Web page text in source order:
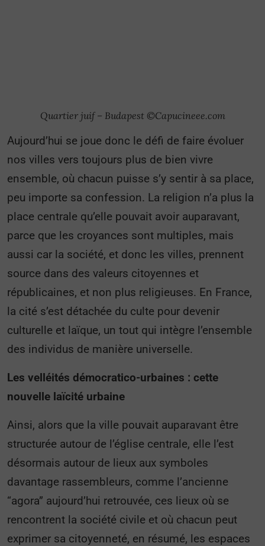
Quartier juif – Budapest ©Capucineee.com
Aujourd’hui se joue donc le défi de faire évoluer
nos villes vers toujours plus de bien vivre
ensemble, où chacun puisse s’y sentir à sa place,
peu importe sa confession. La religion n’a plus la
place centrale qu’elle pouvait avoir auparavant,
parce que les croyances sont multiples, mais
aussi car la société, et donc les villes, prennent
source dans des valeurs citoyennes et
républicaines, et non plus religieuses. En France,
la cité s’est détachée du culte pour devenir
culturelle et laïque, un tout qui intègre l’ensemble
des individus de manière universelle.
Les velléités démocratico-urbaines : cette
nouvelle laïcité urbaine
Ainsi, alors que la ville pouvait auparavant être
structurée autour de l’église centrale, elle l’est
désormais autour de lieux aux symboles
davantage rassembleurs, comme l’ancienne
“agora” aujourd’hui retrouvée, ces lieux où se
rencontrent la société civile et où chacun peut
exprimer sa citoyenneté, en résumé, les espaces